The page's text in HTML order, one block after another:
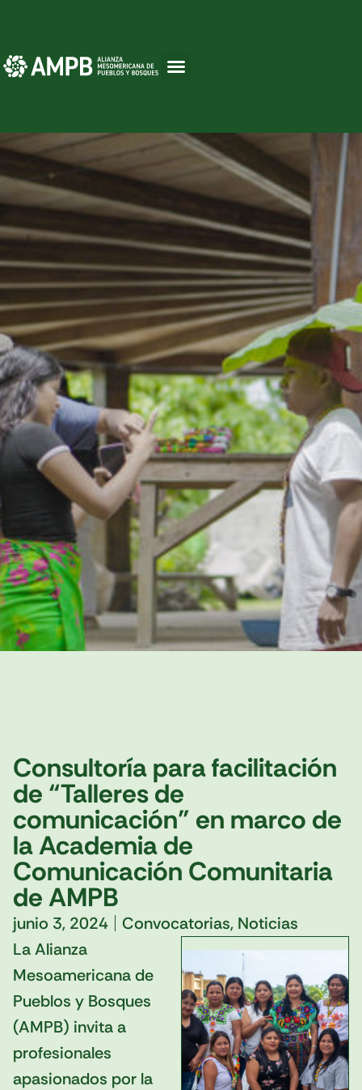
Consultoría para facilitación
de “Talleres de
comunicación” en marco de
la Academia de
Comunicación Comunitaria
de AMPB
junio 3, 2024 Convocatorias, Noticias
La Alianza
Mesoamericana de
Pueblos y Bosques
(AMPB) invita a
profesionales
apasionados por la